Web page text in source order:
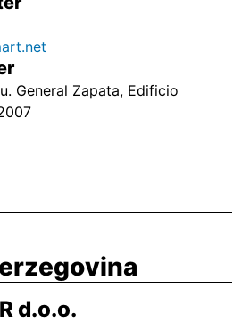
General Zapata, Edificio
d.o.o.